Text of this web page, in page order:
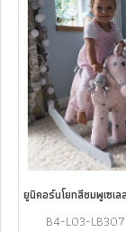
ยูนิคอร์นโยกสีชมพูเซ
B4-L03-